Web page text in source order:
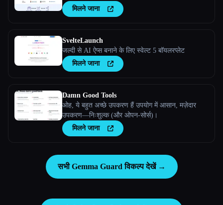
मिलने जाना
SvelteLaunch
जल्दी से AI ऐप्स बनाने के लिए स्वेल्ट 5 बॉयलरप्लेट
मिलने जाना
Damn Good Tools
ओह, ये बहुत अच्छे उपकरण हैं उपयोग में आसान, मज़ेदार
उपकरण—निःशुल्क (और ओपन-सोर्स)।
मिलने जाना
सभी Gemma Guard विकल्प देखें →